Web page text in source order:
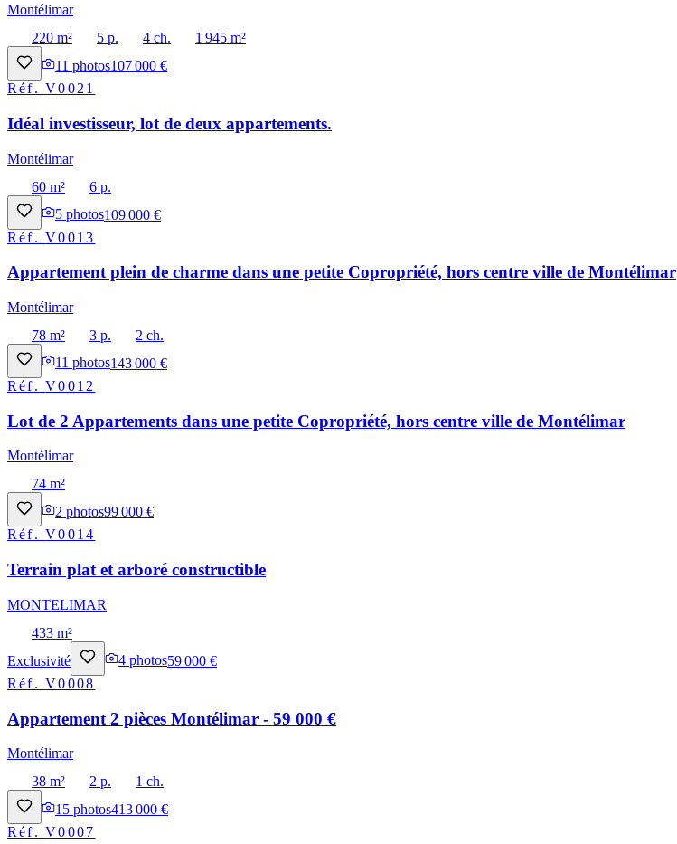
Montélimar
220 m²
5 p. 4 ch.
1 945 m²
11 photos107 000 €
Réf.V0021
Idéal investisseur, lot de deux appartements.
Montélimar
60 m²
6 p.
5 photos109 000 €
Réf.V0013
Appartement plein de charme dans une petite Copropriété, hors centre ville de Montélimar
Montélimar
78 m²
3 p.
2 ch.
11 photos143 000 €
Réf.V0012
Lot de 2 Appartements dans une petite Copropriété, hors centre ville de Montélimar
Montélimar
74 m²
2 photos99 000 €
Réf.V0014
Terrain plat et arboré constructible
MONTELIMAR
433 m²
Exclusivité
4 photos59 000 €
Réf.V0008
Appartement 2 pièces Montélimar - 59 000 €
Montélimar
38 m²
2 p.
1 ch.
15 photos413 000 €
Réf.V0007